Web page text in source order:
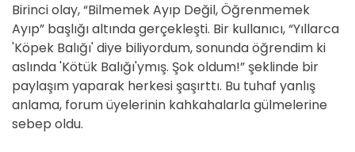
Birinci olay, “Bilmemek Ayıp Değil, Öğrenmemek
Ayıp” başlığı altında gerçekleşti. Bir kullanıcı, “Yıllarca
'Köpek Balığı' diye biliyordum, sonunda öğrendim ki
aslında 'Kötük Balığı'ymış. Şok oldum!” şeklinde bir
paylaşım yaparak herkesi şaşırttı. Bu tuhaf yanlış
anlama, forum üyelerinin kahkahalarla gülmelerine
sebep oldu.